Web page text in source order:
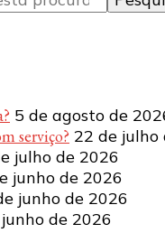
5 de agosto de
serviço? 22 de julho
julho de 2026
junho de 2026
junho de 2026
de 2026